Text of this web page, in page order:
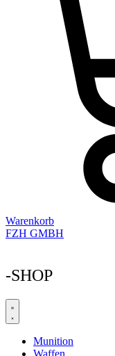
Warenkorb
FZH GMBH
-SHOP
Munition
Waffen